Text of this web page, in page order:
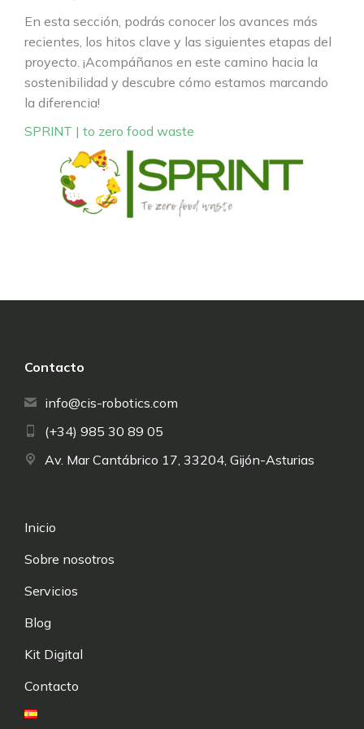
En esta sección, podrás conocer los avances más
recientes, los hitos clave y las siguientes etapas del
proyecto. ¡Acompáñanos en este camino hacia la
sostenibilidad y descubre cómo estamos marcando
la diferencia!
SPRINT | to zero food waste
Contacto
info@cis-robotics.com
(+34) 985 30 89 05
Av. Mar Cantábrico 17, 33204, Gijón-Asturias
Inicio
Sobre nosotros
Servicios
Blog
Kit Digital
Contacto